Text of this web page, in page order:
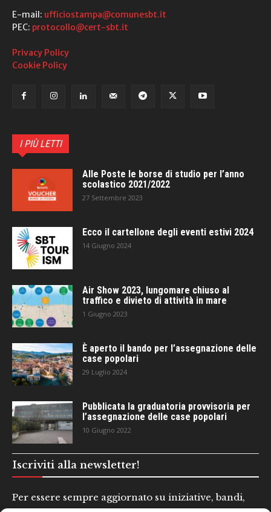
E-mail: ufficiostampa@comunesbt.it
PEC: protocollo@cert-sbt.it
Privacy Policy
Cookie Policy
I PIÙ LETTI
Alle Poste le borse di studio per l’anno
scolastico 2021/2022
27 Settembre 2023
Ecco il cartellone degli eventi estivi 2024
14 Giugno 2024
Air Show 2023, lungomare chiuso al
traffico e divieto di attività in mare
1 Giugno 2023
È aperto il bando per l’assegnazione delle
case popolari
29 Luglio 2024
Pubblicata la graduatoria provvisoria per
l’assegnazione delle case popolari
10 Giugno 2022
Iscriviti alla newsletter!
Per essere sempre aggiornato su iniziative, bandi,